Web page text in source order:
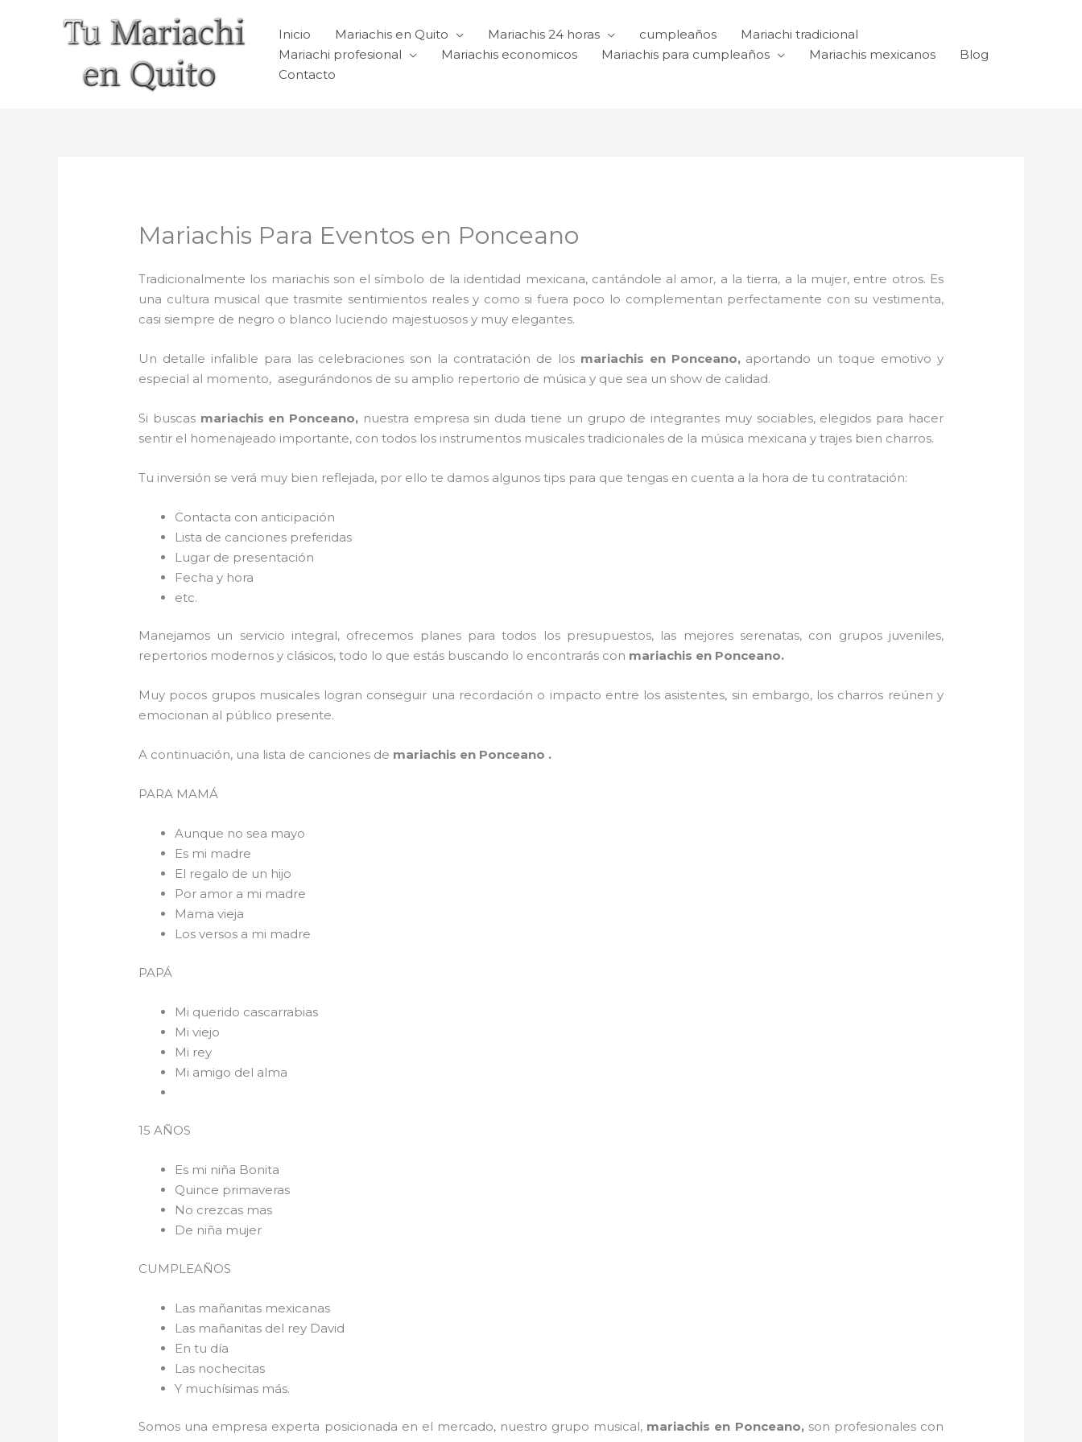
Inicio Mariachis en Quito Mariachis 24 horas cumpleaños
Mariachi tradicional
Mariachi profesional
Mariachis economicos Mariachis para cumpleaños Mariachis mexicanos
Blog
Contacto
Mariachis Para Eventos en Ponceano
Tradicionalmente los mariachis son el símbolo de la identidad mexicana, cantándole al amor, a la tierra, a la mujer, entre otros. Es
una cultura musical que trasmite sentimientos reales y como si fuera poco lo complementan perfectamente con su vestimenta,
casi siempre de negro o blanco luciendo majestuosos y muy elegantes.
Un detalle infalible para las celebraciones son la contratación de losmariachis en Ponceano, aportando un toque emotivo y
especial al momento, asegurándonos de su amplio repertorio de música y que sea un show de calidad.
Si buscas mariachis en Ponceano, nuestra empresa sin duda tiene un grupo de integrantes muy sociables, elegidos para hacer
sentir el homenajeado importante, con todos los instrumentos musicales tradicionales de la música mexicana y trajes bien charros.
Tu inversión se verá muy bien reflejada, por ello te damos algunos tips para que tengas en cuenta a la hora de tu contratación:
Contacta con anticipación
Lista de canciones preferidas
Lugar de presentación
Fecha y hora
etc.
Manejamos un servicio integral, ofrecemos planes para todos los presupuestos, las mejores serenatas, con grupos juveniles,
repertorios modernos y clásicos, todo lo que estás buscando lo encontrarás con mariachis en Ponceano.
Muy pocos grupos musicales logran conseguir una recordación o impacto entre los asistentes, sin embargo, los charros reúnen y
emocionan al público presente.
A continuación, una lista de canciones de mariachis en Ponceano .
PARA MAMÁ
Aunque no sea mayo
Es mi madre
El regalo de un hijo
Por amor a mi madre
Mama vieja
Los versos a mi madre
PAPÁ
Mi querido cascarrabias
Mi viejo
Mi rey
Mi amigo del alma
15 AÑOS
Es mi niña Bonita
Quince primaveras
No crezcas mas
De niña mujer
CUMPLEAÑOS
Las mañanitas mexicanas
Las mañanitas del rey David
En tu día
Las nochecitas
Y muchísimas más.
Somos una empresa experta posicionada en el mercado, nuestro grupo musical, mariachis en Ponceano, son profesionales con